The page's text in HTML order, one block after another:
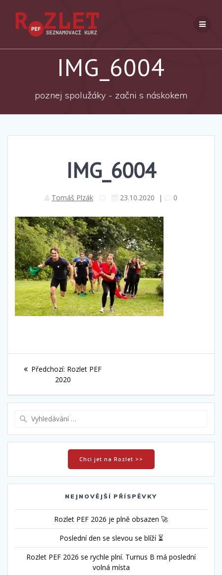
IMG_6004
poznej spolužáky - začni s náskokem
IMG_6004
Tomáš Plzák 23.10.2020 | 0
Navigace
příspěvek
Předchozí: Předchozí
příspěvek:
Rozlet PEF
2020
Chci jet na Rozlet >>
NEJNOVĚJŠÍ PŘÍSPĚVKY
Rozlet PEF 2026 je plně obsazen 🚀
Poslední den se slevou se blíží ⏳
Rozlet PEF 2026 se rychle plní. Turnus B má poslední
volná místa